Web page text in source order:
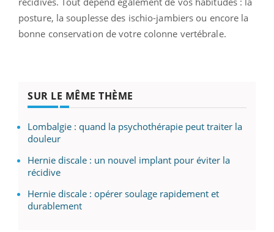
posture, la souplesse des ischio-jambiers ou encore la
bonne conservation de votre colonne vertébrale.
SUR LE MÊME THÈME
Lombalgie : quand la psychothérapie peut traiter la
douleur
Hernie discale : un nouvel implant pour éviter la
récidive
Hernie discale : opérer soulage rapidement et
durablement